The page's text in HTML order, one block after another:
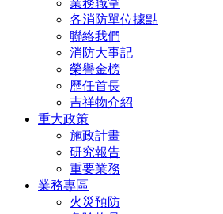
各消防單位據點
聯絡我們
消防大事記
榮譽金榜
歷任首長
吉祥物介紹
重大政策
施政計畫
研究報告
重要業務
業務專區
火災預防